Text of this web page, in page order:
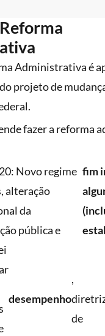
Administrativa é
do projeto de
fazer a reforma
Novo regime
alteração
da
pública e
fim
desempenho
,
de